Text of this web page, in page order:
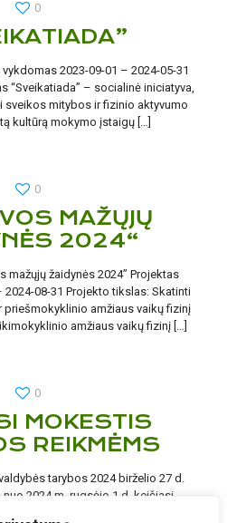
0
2023-09-01 – 2024-05-31
“Sveikatiada” – socialinė iniciatyva,
sveikos mitybos ir fizinio aktyvumo
kultūrą mokymo įstaigų[…]
0
MAŽŲJŲ
2024“
mažųjų žaidynės 2024” Projektas
08-31 Projekto tikslas: Skatinti
amžiaus vaikų fizinį
amžiaus vaikų fizinį[…]
0
MOKESTIS
REIKMĖMS
tarybos 2024 birželio 27 d.
nuo 2024 m. rugsėjo 1 d. keičiasi